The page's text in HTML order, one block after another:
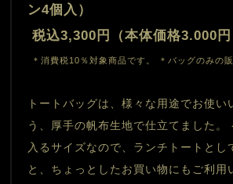
ン4個入）
税込3,300円（本体価格3.000円
＊消費税10％対象商品です。 ＊バッグのみの
トートバッグは、様々な用途でお使い
う、厚手の帆布生地で仕立てました。
入るサイズなので、ランチトートとし
と、ちょっとしたお買い物にもご利用